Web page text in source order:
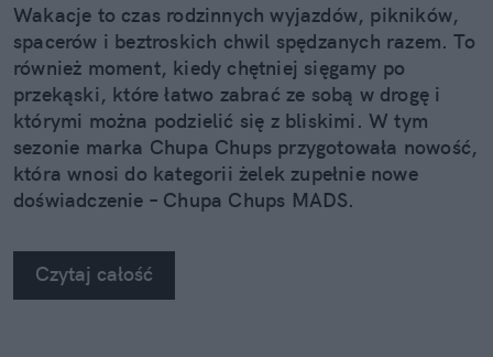
Wakacje to czas rodzinnych wyjazdów, pikników,
spacerów i beztroskich chwil spędzanych razem. To
również moment, kiedy chętniej sięgamy po
przekąski, które łatwo zabrać ze sobą w drogę i
którymi można podzielić się z bliskimi. W tym
sezonie marka Chupa Chups przygotowała nowość,
która wnosi do kategorii żelek zupełnie nowe
doświadczenie – Chupa Chups MADS.
Czytaj całość